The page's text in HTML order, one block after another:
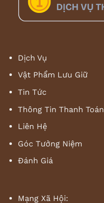
Dịch Vụ
Vật Phẩm Lưu Giữ
Tin Tức
Thông Tin Thanh Toán
Liên Hệ
Góc Tưởng Niệm
Đánh Giá
Mạng Xã Hội: